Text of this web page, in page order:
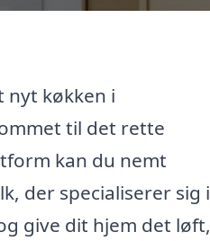
nyt køkken i
til det rette
kan du nemt
der specialiserer sig i
give dit hjem det løft,